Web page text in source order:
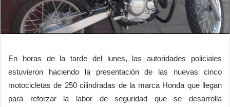
En horas de la tarde del lunes, las autoridades policiales
estuvieron haciendo la presentación de las nuevas cinco
motocicletas de 250 cilindradas de la marca Honda que llegan
para reforzar la labor de seguridad que se desarrolla